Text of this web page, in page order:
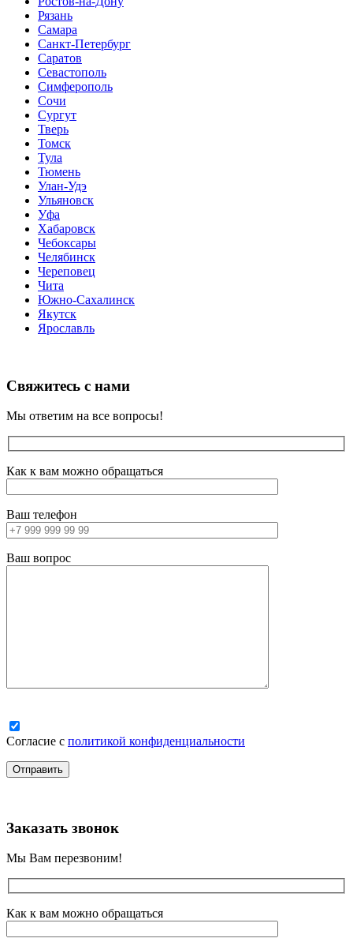
Рязань
Самара
Санкт-Петербург
Саратов
Севастополь
Симферополь
Сочи
Сургут
Тверь
Томск
Тула
Тюмень
Улан-Удэ
Ульяновск
Уфа
Хабаровск
Чебоксары
Челябинск
Череповец
Чита
Южно-Сахалинск
Якутск
Ярославль
Свяжитесь с нами
Мы ответим на все вопросы!
Как к вам можно обращаться
Ваш телефон
Ваш вопрос
Согласие с политикой конфиденциальности
Заказать звонок
Мы Вам перезвоним!
Как к вам можно обращаться